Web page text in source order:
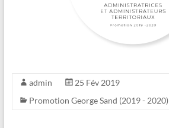
admin
25 Fév 2019
Promotion George Sand (2019 - 2020)